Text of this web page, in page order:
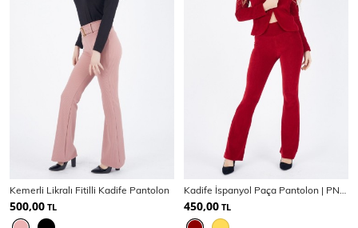
Kemerli Likralı Fitilli Kadife Pantolon
500,00 TL
Kadife İspanyol Paça Pantolon | PNT32405
450,00 TL